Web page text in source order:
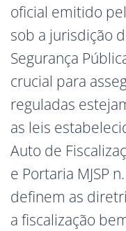
oficial emitido
sob a jurisdição
Segurança
crucial para
reguladas
as leis
Auto de
e Portaria MJSP
definem as
a fiscalização